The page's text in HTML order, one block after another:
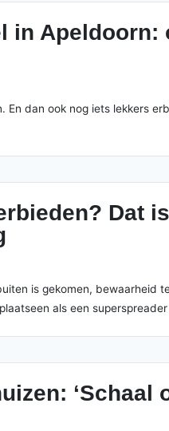
in Apeldoorn:
En dan ook nog iets lekkers
Dat
is gekomen,
als een
‘Schaal